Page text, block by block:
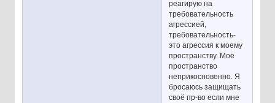
реагирую на
требовательность
агрессией,
требовательность-
это агрессия к моему
пространству. Моё
пространство
неприкосновенно. Я
бросаюсь защищать
своё пр-во если мне